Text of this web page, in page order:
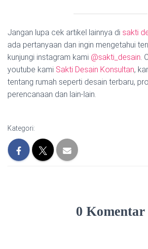
Jangan lupa cek artikel lainnya di sakti
ada pertanyaan dan ingin mengetahui
kunjungi instagram kami @sakti_desain.
youtube kami Sakti Desain Konsultan,
tentang rumah seperti desain terbaru,
perencanaan dan lain-lain.
Kategori:
0 Komentar